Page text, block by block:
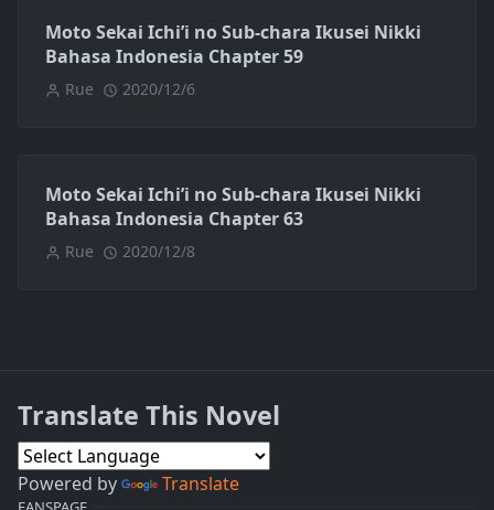
Moto Sekai Ichi’i no Sub-chara Ikusei Nikki
Bahasa Indonesia Chapter 59
Rue 2020/12/6
Moto Sekai Ichi’i no Sub-chara Ikusei Nikki
Bahasa Indonesia Chapter 63
Rue 2020/12/8
Translate This Novel
Powered by Translate